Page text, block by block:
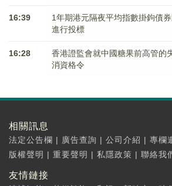
16:39
1年期港元隔夜平均指數掛鉤債
進行投標
16:28
香港證監會就中國糖果前高管的
消資格令
相關訊息
法定公告欄 | 廣告查詢 | 公司介紹 | 專欄
版權聲明 | 重要聲明 | 私隱政策 | 聯絡我
友情鏈接